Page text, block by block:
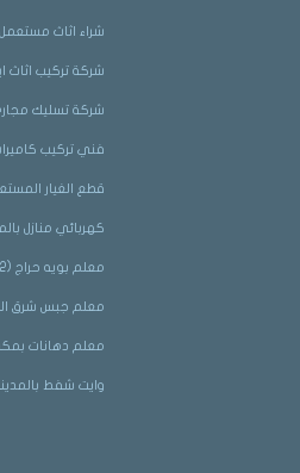
شراء اثاث مستعمل
شركة تركيب اثاث
شركة تسليك
فني تركيب
قطع الغيار
كهربائي منازل
معلم بويه حراج (2)
معلم جبس شرق
معلم دهانات
وايت شفط